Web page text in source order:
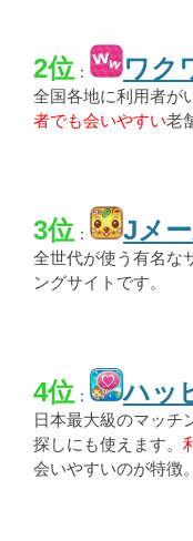
2位 ： ワク
全国各地に利用者が
者でも会いやすい老
3位 ： Jメ
全世代が使う有名な
ングサイトです。
4位 ： ハッ
日本最大級のマッチ
探しにも使えます。
会いやすいのが特徴。